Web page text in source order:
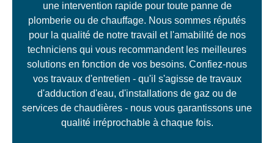
une intervention rapide pour toute panne de
plomberie ou de chauffage. Nous sommes réputés
pour la qualité de notre travail et l'amabilité de nos
techniciens qui vous recommandent les meilleures
solutions en fonction de vos besoins. Confiez-nous
vos travaux d'entretien - qu'il s'agisse de travaux
d'adduction d'eau, d'installations de gaz ou de
services de chaudières - nous vous garantissons une
qualité irréprochable à chaque fois.